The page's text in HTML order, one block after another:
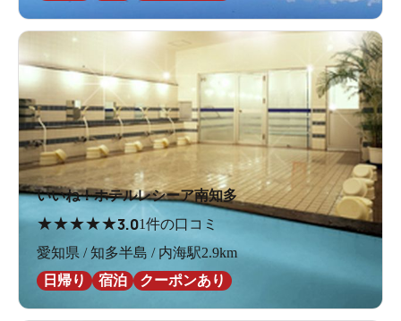
いいね！ホテルレシーア南知多
★★★★★3.01件の口コミ
愛知県 / 知多半島 / 内海駅2.9km
日帰り
宿泊 クーポンあり